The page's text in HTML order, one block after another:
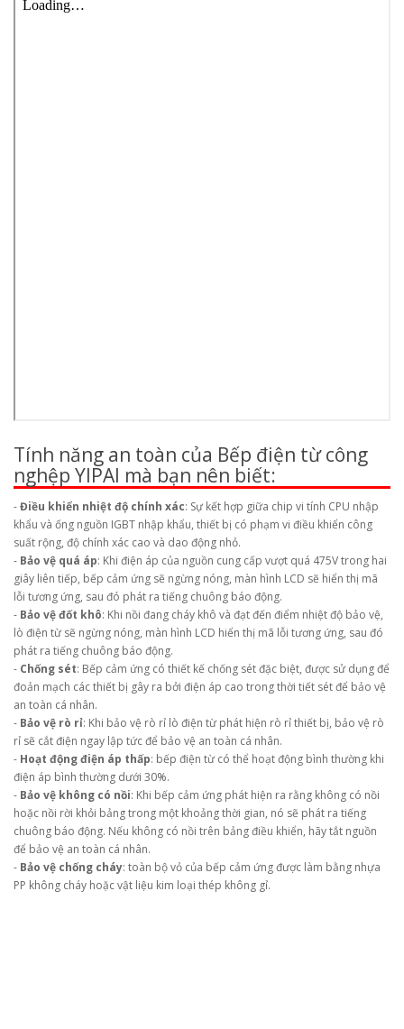
Tính năng an toàn của Bếp điện từ công
nghệp YIPAI mà bạn nên biết:
-Điều khiển nhiệt độ chính xác: Sự kết hợp giữa chip vi tính CPU nhập
khẩu và ống nguồn IGBT nhập khẩu, thiết bị có phạm vi điều khiển công
suất rộng, độ chính xác cao và dao động nhỏ.
- Bảo vệ quá áp: Khi điện áp của nguồn cung cấp vượt quá 475V trong hai
giây liên tiếp, bếp cảm ứng sẽ ngừng nóng, màn hình LCD sẽ hiển thị mã
lỗi tương ứng, sau đó phát ra tiếng chuông báo động.
- Bảo vệ đốt khô: Khi nồi đang cháy khô và đạt đến điểm nhiệt độ bảo vệ,
lò điện từ sẽ ngừng nóng, màn hình LCD hiển thị mã lỗi tương ứng, sau đó
phát ra tiếng chuông báo động.
- Chống sét: Bếp cảm ứng có thiết kế chống sét đặc biệt, được sử dụng để
đoản mạch các thiết bị gây ra bởi điện áp cao trong thời tiết sét để bảo vệ
an toàn cá nhân.
- Bảo vệ rò rỉ: Khi bảo vệ rò rỉ lò điện từ phát hiện rò rỉ thiết bị, bảo vệ rò
rỉ sẽ cắt điện ngay lập tức để bảo vệ an toàn cá nhân.
- Hoạt động điện áp thấp: bếp điện từ có thể hoạt động bình thường khi
điện áp bình thường dưới 30%.
- Bảo vệ không có nồi: Khi bếp cảm ứng phát hiện ra rằng không có nồi
hoặc nồi rời khỏi bảng trong một khoảng thời gian, nó sẽ phát ra tiếng
chuông báo động. Nếu không có nồi trên bảng điều khiển, hãy tắt nguồn
để bảo vệ an toàn cá nhân.
- Bảo vệ chống cháy: toàn bộ vỏ của bếp cảm ứng được làm bằng nhựa
PP không cháy hoặc vật liệu kim loại thép không gỉ.